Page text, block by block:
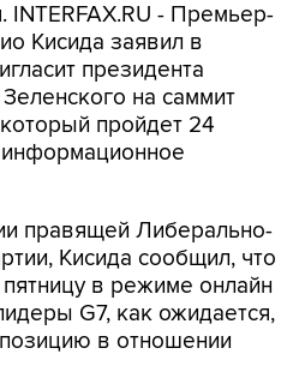
- Премьер-
Кисида заявил в
президента
на саммит
пройдет 24
правящей Либерально-
Кисида сообщил, что
в режиме онлайн
G7, как ожидается,
в отношении